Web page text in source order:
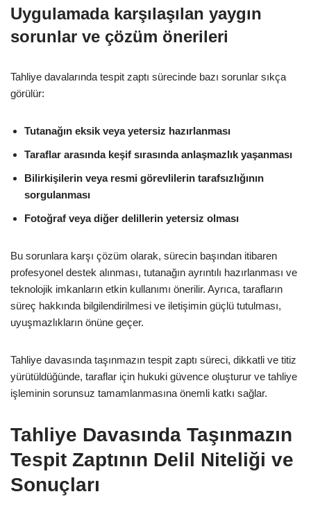
Uygulamada karşılaşılan yaygın
sorunlar ve çözüm önerileri
Tahliye davalarında tespit zaptı sürecinde bazı sorunlar sıkça
görülür:
Tutanağın eksik veya yetersiz hazırlanması
Taraflar arasında keşif sırasında anlaşmazlık yaşanması
Bilirkişilerin veya resmi görevlilerin tarafsızlığının
sorgulanması
Fotoğraf veya diğer delillerin yetersiz olması
Bu sorunlara karşı çözüm olarak, sürecin başından itibaren
profesyonel destek alınması, tutanağın ayrıntılı hazırlanması ve
teknolojik imkanların etkin kullanımı önerilir. Ayrıca, tarafların
süreç hakkında bilgilendirilmesi ve iletişimin güçlü tutulması,
uyuşmazlıkların önüne geçer.
Tahliye davasında taşınmazın tespit zaptı süreci, dikkatli ve titiz
yürütüldüğünde, taraflar için hukuki güvence oluşturur ve tahliye
işleminin sorunsuz tamamlanmasına önemli katkı sağlar.
Tahliye Davasında Taşınmazın
Tespit Zaptının Delil Niteliği ve
Sonuçları